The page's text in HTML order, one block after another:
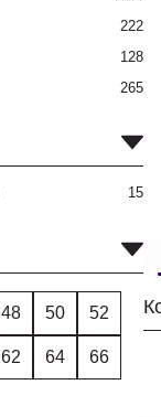
222
128
265
15
48 50 52
62 64 66